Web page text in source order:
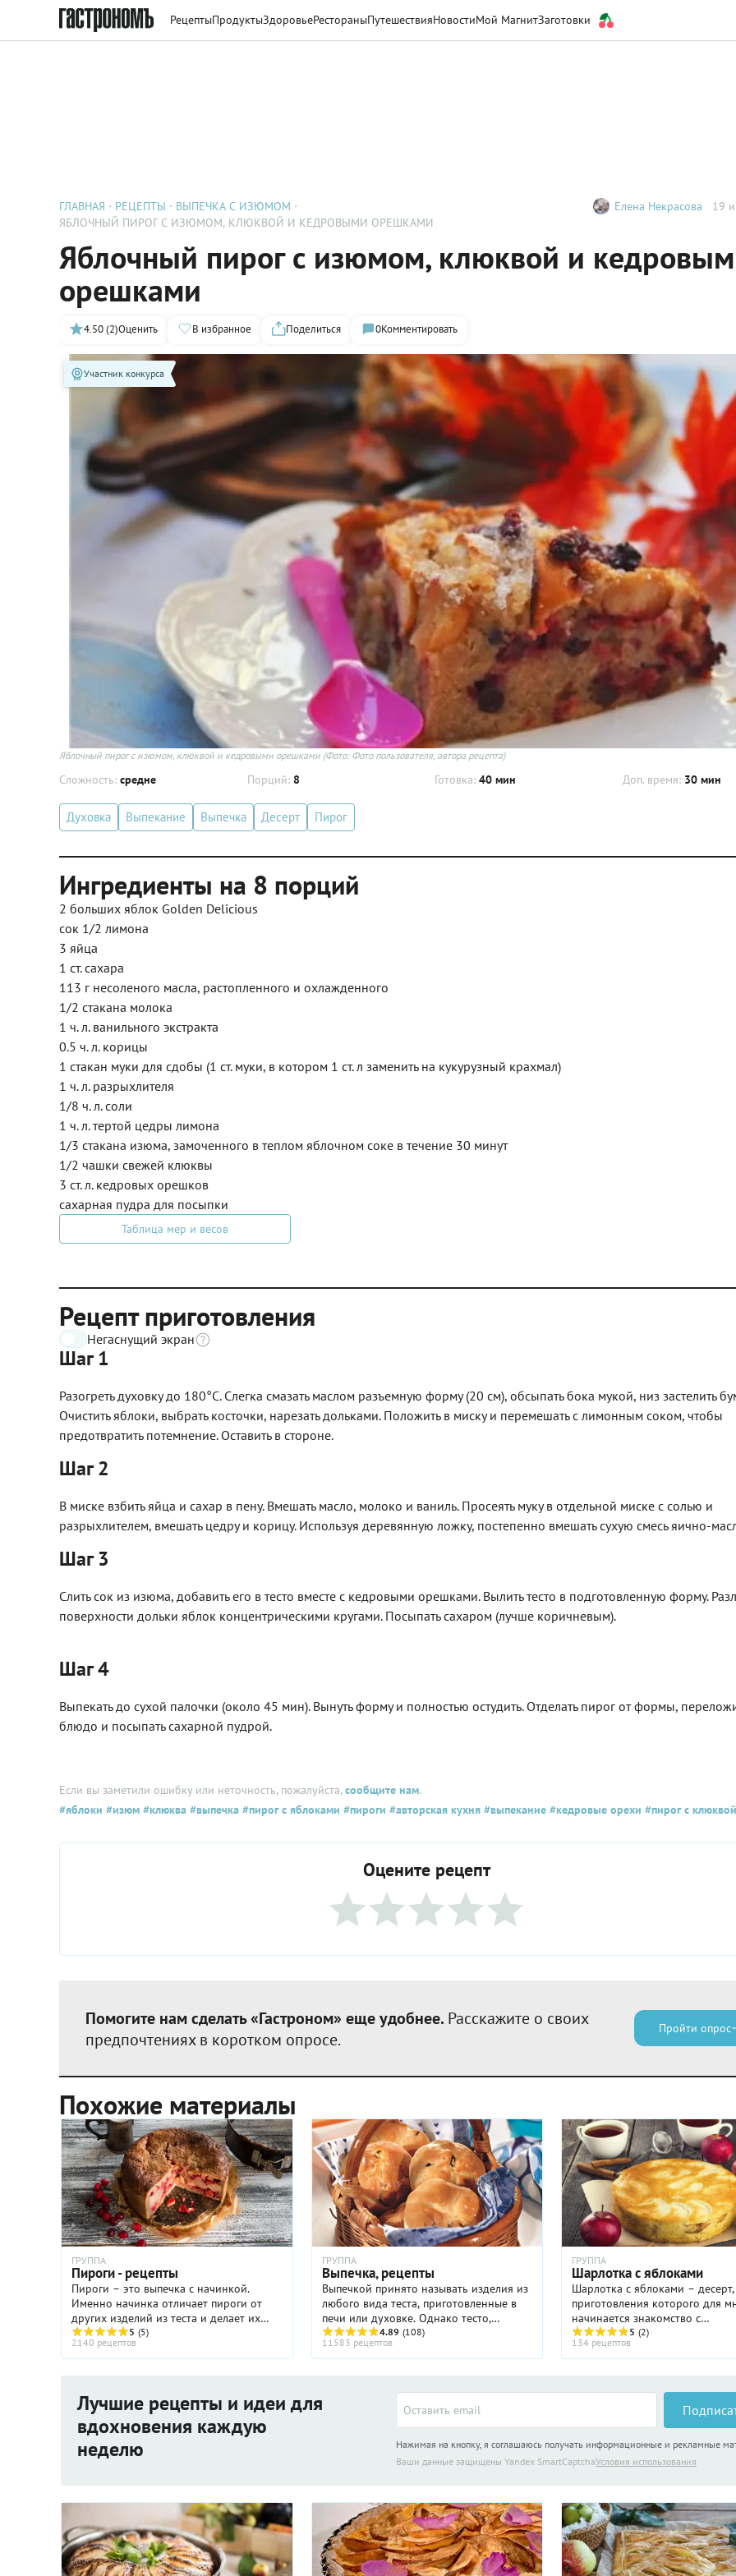
РецептыПродуктыЗдоровьеРестораныПутешествияНовостиМой МагнитЗаготовки
ГЛАВНАЯ РЕЦЕПТЫ
ВЫПЕЧКА С ИЗЮМОМ
ЯБЛОЧНЫЙ ПИРОГ С ИЗЮМОМ, КЛЮКВОЙ И КЕДРОВЫМИ ОРЕШКАМИ
Елена Некрасова 19
Яблочный пирог с изюмом, клюквой и
орешками
4.50 (2)Оценить В избранное Поделиться 0Комментировать
Участник конкурса
Яблочный пирог с изюмом, клюквой и кедровыми орешками (Фото: Фото пользователя, автора рецепта)
Сложность: средне Порций: 8 Готовка: 40 мин Доп. время: 30 мин
Духовка Выпекание Выпечка Десерт Пирог
Ингредиенты на 8 порций
2 больших яблок Golden Delicious
сок 1/2 лимона
3 яйца
1 ст. сахара
113 г несоленого масла, растопленного и охлажденного
1/2 стакана молока
1 ч. л. ванильного экстракта
0.5 ч. л. корицы
1 стакан муки для сдобы (1 ст. муки, в котором 1 ст. л заменить на кукурузный крахмал)
1 ч. л. разрыхлителя
1/8 ч. л. соли
1 ч. л. тертой цедры лимона
1/3 стакана изюма, замоченного в теплом яблочном соке в течение 30 минут
1/2 чашки свежей клюквы
3 ст. л. кедровых орешков
сахарная пудра для посыпки
Таблица мер и весов
Рецепт приготовления
Негаснущий экран
Шаг 1
Разогреть духовку до 180°С. Слегка смазать маслом разъемную форму (20 см), обсыпать бока мукой, низ застелить
Очистить яблоки, выбрать косточки, нарезать дольками. Положить в миску и перемешать с лимонным соком, чтобы
предотвратить потемнение. Оставить в стороне.
Шаг 2
В миске взбить яйца и сахар в пену. Вмешать масло, молоко и ваниль. Просеять муку в отдельной миске с солью и
разрыхлителем, вмешать цедру и корицу. Используя деревянную ложку, постепенно вмешать сухую смесь яично-
Шаг 3
Слить сок из изюма, добавить его в тесто вместе с кедровыми орешками. Вылить тесто в подготовленную форму.
поверхности дольки яблок концентрическими кругами. Посыпать сахаром (лучше коричневым).
Шаг 4
Выпекать до сухой палочки (около 45 мин). Вынуть форму и полностью остудить. Отделать пирог от формы,
блюдо и посыпать сахарной пудрой.
Если вы заметили ошибку или неточность, пожалуйста,сообщите нам.
#яблоки #изюм #клюква #выпечка #пирог с яблоками #пироги #авторская кухня #выпекание #кедровые орехи #пирог с клюквой
Оцените рецепт
Помогите нам сделать «Гастроном» еще удобнее. Расскажите о своих
предпочтениях в коротком опросе.
Пройти опрос
Похожие материалы
ГРУППА
Пироги - рецепты
Пироги – это выпечка с начинкой.
Именно начинка отличает пироги от
других изделий из теста и делает их
такими разнообразными. Начинку для
пирогов делают сладкой (ягоды,
фрукты, творог, мак) и ...
5 (5)
2140 рецептов
ГРУППА
Выпечка, рецепты
Выпечкой принято называть изделия из
любого вида теста, приготовленные в
печи или духовке. Однако тесто,
жареное на сковороде или в глубоком
масле, тоже часто называют выпечкой.
Всю выпечку можно ...
4.89 (108)
11583 рецептов
ГРУППА
Шарлотка с яблоками
Шарлотка с яблоками – десерт,
приготовления которого для
начинается знакомство с
премудростями домашней
Кажется, что нет ничего проще,
достаточно нарезать яблоки,
5 (2)
134 рецептов
Лучшие рецепты и идеи для
вдохновения каждую
неделю
Нажимая на кнопку, я соглашаюсь получать информационные и рекламные
Ваши данные защищены Yandex SmartCaptchaУсловия использования